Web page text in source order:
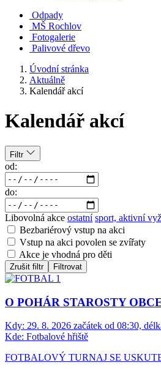
Odpady
MŠ Rochlov
Fotogalerie
Palivové dřevo
Úvodní stránka
Aktuálně
Kalendář akcí
Kalendář akcí
Filtr
od:
do:
Libovolná akce ostatní sport, aktivní
Bezbariérový vstup na akci
Vstup na akci povolen se zvířaty
Akce je vhodná pro děti
Zrušit filtr Filtrovat
O POHÁR STAROSTY
Kdy: 29. 8. 2026 začátek od 08:30,
Kde: Fotbalové hřiště
FOTBALOVÝ TURNAJ SE